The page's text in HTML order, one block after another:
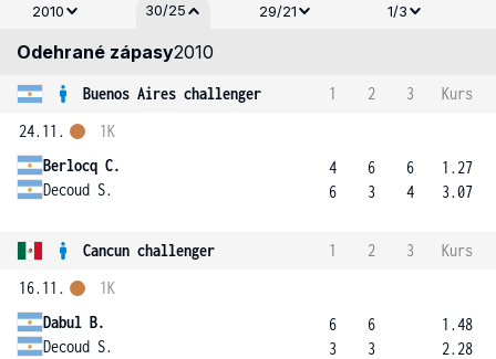
2010
30/25 29/21 1/3
Odehrané zápasy2010
Buenos Aires challenger 1 2 3
Kurs
24.11.
Berlocq C.
Decoud S.
1K
4
6
6
3
6
4
1.27
3.07
Cancun challenger 1 2 3
Kurs
16.11.
Dabul B.
Decoud S.
1K
6
3
6
3
1.48
2.28